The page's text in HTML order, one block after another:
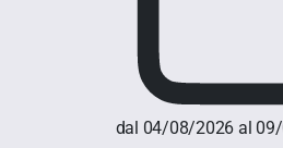
dal 04/08/2026 al